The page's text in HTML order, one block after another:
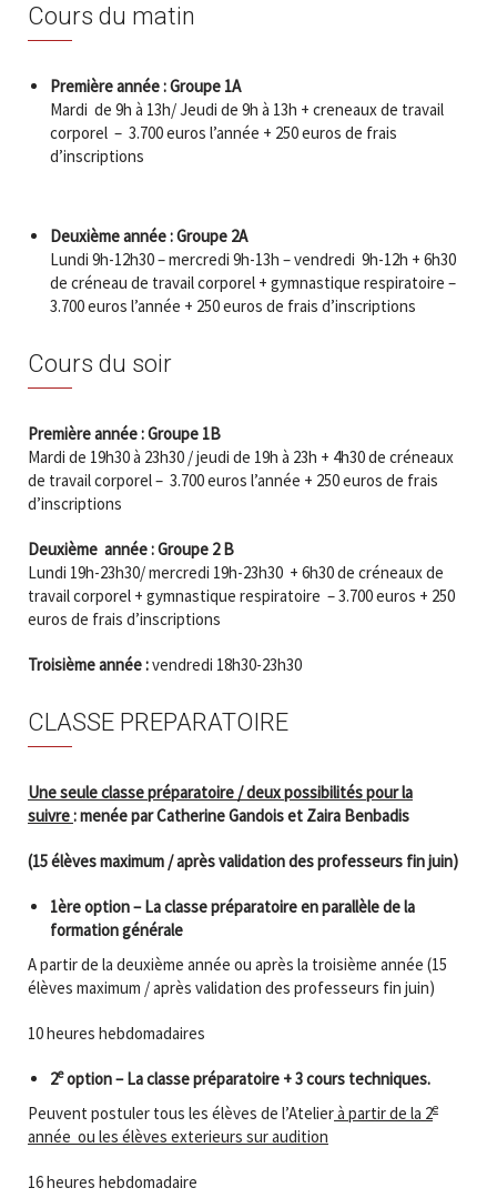
Cours du matin
Première année : Groupe 1A
Mardi de 9h à 13h/ Jeudi de 9h à 13h + creneaux de travail
corporel – 3.700 euros l’année + 250 euros de frais
d’inscriptions
Deuxième année : Groupe 2A
Lundi 9h-12h30 – mercredi 9h-13h – vendredi 9h-12h + 6h30
de créneau de travail corporel + gymnastique respiratoire –
3.700 euros l’année + 250 euros de frais d’inscriptions
Cours du soir
Première année : Groupe 1B
Mardi de 19h30 à 23h30 / jeudi de 19h à 23h + 4h30 de créneaux
de travail corporel – 3.700 euros l’année + 250 euros de frais
d’inscriptions
Deuxième année : Groupe 2 B
Lundi 19h-23h30/ mercredi 19h-23h30 + 6h30 de créneaux de
travail corporel + gymnastique respiratoire – 3.700 euros + 250
euros de frais d’inscriptions
Troisième année :vendredi 18h30-23h30
CLASSE PREPARATOIRE
Une seule classe préparatoire / deux possibilités pour la
suivre: menée par Catherine Gandois et Zaira Benbadis
(15 élèves maximum / après validation des professeurs fin juin)
1ère option – La classe préparatoire en parallèle de la
formation générale
A partir de la deuxième année ou après la troisième année (15
élèves maximum / après validation des professeurs fin juin)
10 heures hebdomadaires
2eoption – La classe préparatoire + 3 cours techniques.
Peuvent postuler tous les élèves de l’Atelierà partir de la 2e
année ou les élèves exterieurs sur audition
16 heures hebdomadaire